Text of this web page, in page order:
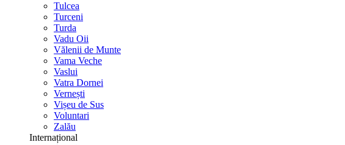
Tulcea
Turceni
Turda
Vadu Oii
Vălenii de Munte
Vama Veche
Vaslui
Vatra Dornei
Vernești
Vișeu de Sus
Voluntari
Zalău
Internațional